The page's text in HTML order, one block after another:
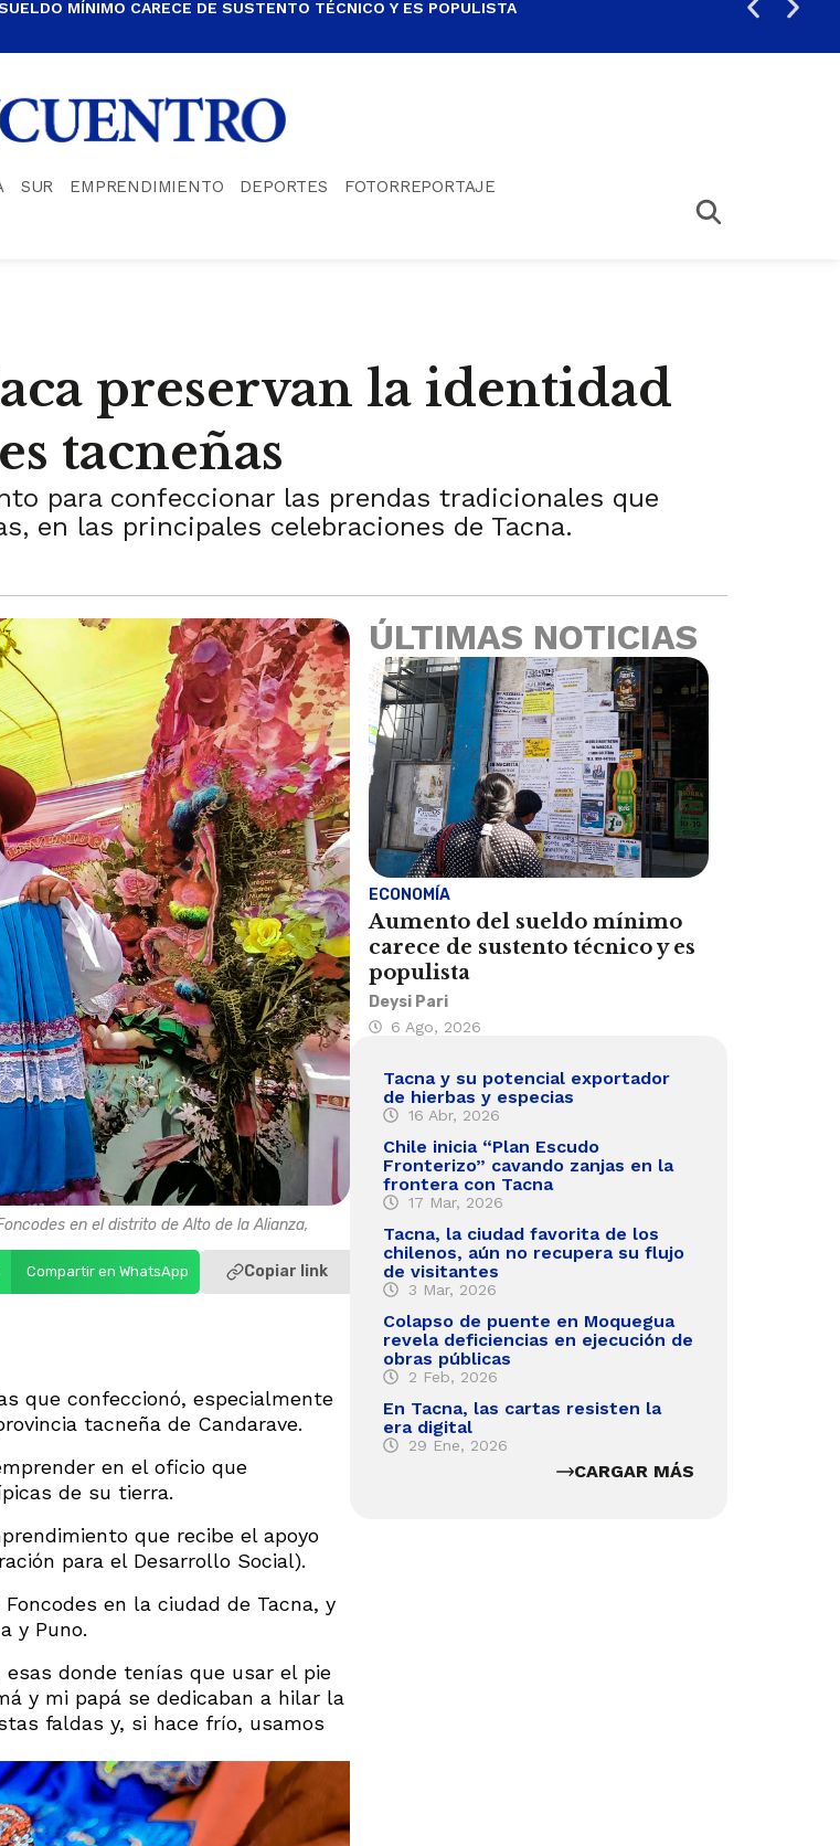
MÍNIMO CARECE DE SUSTENTO TÉCNICO Y ES POPULISTA
SUR EMPRENDIMIENTO DEPORTES FOTORREPORTAJE
preservan la identidad
tacneñas
para confeccionar las prendas tradicionales que
en las principales celebraciones de Tacna.
en el distrito de Alto de la Alianza,
Compartir en WhatsApp Copiar link
que confeccionó, especialmente
tacneña de Candarave.
en el oficio que
de su tierra.
que recibe el apoyo
para el Desarrollo Social).
en la ciudad de Tacna, y
y Puno.
donde tenías que usar el pie
y mi papá se dedicaban a hilar la
faldas y, si hace frío, usamos
ÚLTIMAS NOTICIAS
ECONOMÍA
Aumento del sueldo mínimo
carece de sustento técnico y es
populista
Deysi Pari
6 Ago, 2026
Tacna y su potencial exportador
de hierbas y especias
16 Abr, 2026
Chile inicia “Plan Escudo
Fronterizo” cavando zanjas en la
frontera con Tacna
17 Mar, 2026
Tacna, la ciudad favorita de los
chilenos, aún no recupera su flujo
de visitantes
3 Mar, 2026
Colapso de puente en Moquegua
revela deficiencias en ejecución de
obras públicas
2 Feb, 2026
En Tacna, las cartas resisten la
era digital
29 Ene, 2026
CARGAR MÁS